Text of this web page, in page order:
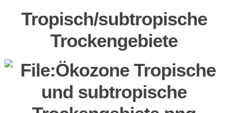
Tropisch/subtropische
Trockengebiete